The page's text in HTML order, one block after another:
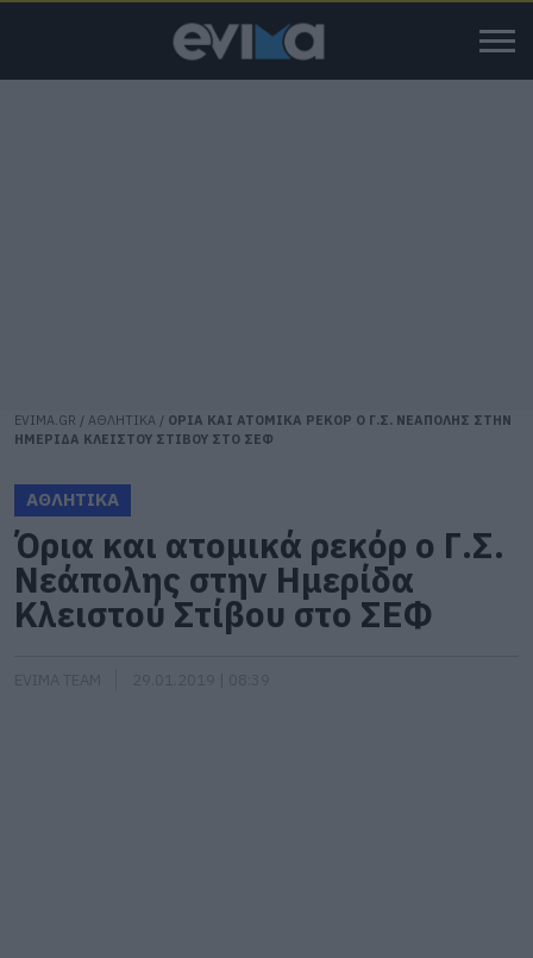
EVIMA.GR / ΑΘΛΗΤΙΚΑ / ΟΡΙΑ ΚΑΙ ΑΤΟΜΙΚΑ ΡΕΚΟΡ Ο Γ.Σ. ΝΕΑΠΟΛΗΣ ΣΤΗΝ
ΗΜΕΡΙΔΑ ΚΛΕΙΣΤΟΥ ΣΤΙΒΟΥ ΣΤΟ ΣΕΦ
ΑΘΛΗΤΙΚΑ
Όρια και ατομικά ρεκόρ ο Γ.Σ.
Νεάπολης στην Ημερίδα
Κλειστού Στίβου στο ΣΕΦ